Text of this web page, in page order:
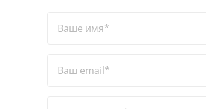
Ваше имя*
Ваш email*